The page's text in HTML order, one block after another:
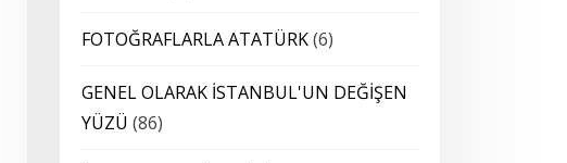
FOTOĞRAFLARLA ATATÜRK(6)
GENEL OLARAK İSTANBUL'UN DEĞİŞEN
YÜZÜ (86)